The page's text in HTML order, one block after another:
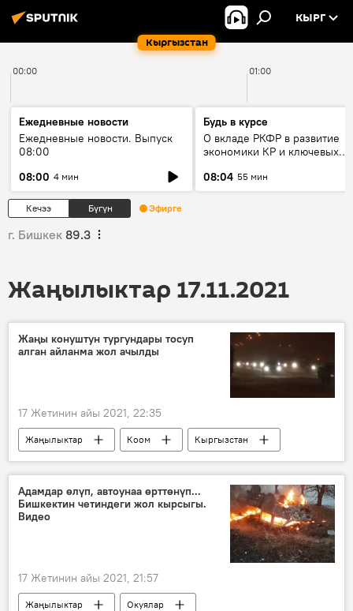
Кыргызстан
КЫРГ
00:00 01:00
Ежедневные новости
Ежедневные новости. Выпуск
08:00
08:00 4 мин
Будь в курсе
О вкладе РКФР в развитие
экономики КР и ключевых
08:04 55 мин
Кечээ Бүгүн Эфирге
г. Бишкек 89.3
Жаңылыктар 17.11.2021
Жаңы конуштун тургундары тосуп
алган айланма жол ачылды
17 Жетинин айы 2021, 22:35
Жаңылыктар Коом
Кыргызстан
милиция
жаңы конуштар
кыймыл
Адамдар өлүп, автоунаа өрттөнүп...
Бишкектин четиндеги жол кырсыгы.
Видео
17 Жетинин айы 2021, 21:57
Жаңылыктар
Окуялар